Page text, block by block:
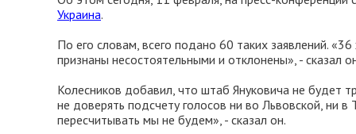
Украина.
По его словам, всего подано 60 таких заявлений.
признаны несостоятельными и отклонены», - сказал
Колесников добавил, что штаб Януковича не будет
не доверять подсчету голосов ни во Львовской, ни
пересчитывать мы не будем», - сказал он.